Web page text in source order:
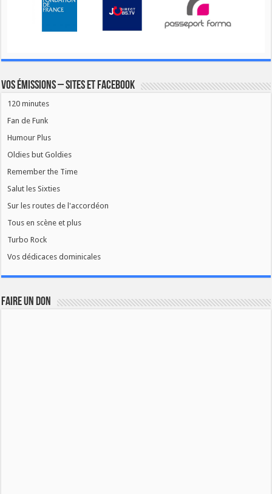
Vos émissions – Sites et Facebook
120 minutes
Fan de Funk
Humour Plus
Oldies but Goldies
Remember the Time
Salut les Sixties
Sur les routes de l'accordéon
Tous en scène et plus
Turbo Rock
Vos dédicaces dominicales
FAIRE UN DON